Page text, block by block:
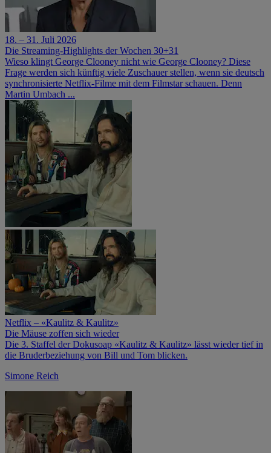
18. – 31. Juli 2026
Die Streaming-Highlights der Wochen 30+31
Wieso klingt George Clooney nicht wie George Clooney? Diese
Frage werden sich künftig viele Zuschauer stellen, wenn sie deutsch
synchronisierte Netflix-Filme mit dem Filmstar schauen. Denn
Martin Umbach ...
Netflix – «Kaulitz & Kaulitz»
Die Mäuse zoffen sich wieder
Die 3. Staffel der Dokusoap «Kaulitz & Kaulitz» lässt wieder tief in
die Bruderbeziehung von Bill und Tom blicken.
Simone Reich